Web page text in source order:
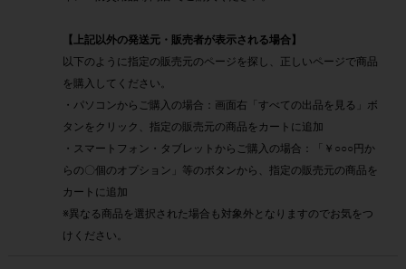
【上記以外の発送元・販売者が表示される場合】
以下のように指定の販売元のページを探し、正しいページで商品
を購入してください。
・パソコンからご購入の場合：画面右「すべての出品を見る」ボ
タンをクリック、指定の販売元の商品をカートに追加
・スマートフォン・タブレットからご購入の場合：「￥○○○円か
らの〇個のオプション」等のボタンから、指定の販売元の商品を
カートに追加
※異なる商品を選択された場合も対象外となりますのでお気をつ
けください。